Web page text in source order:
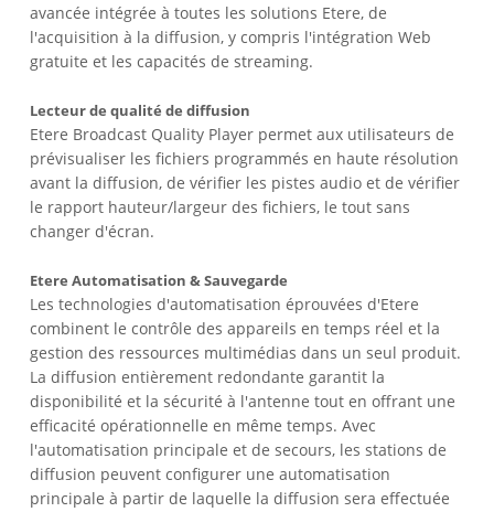
avancée intégrée à toutes les solutions Etere, de
l'acquisition à la diffusion, y compris l'intégration Web
gratuite et les capacités de streaming.
Lecteur de qualité de diffusion
Etere Broadcast Quality Player permet aux utilisateurs de
prévisualiser les fichiers programmés en haute résolution
avant la diffusion, de vérifier les pistes audio et de vérifier
le rapport hauteur/largeur des fichiers, le tout sans
changer d'écran.
Etere Automatisation & Sauvegarde
Les technologies d'automatisation éprouvées d'Etere
combinent le contrôle des appareils en temps réel et la
gestion des ressources multimédias dans un seul produit.
La diffusion entièrement redondante garantit la
disponibilité et la sécurité à l'antenne tout en offrant une
efficacité opérationnelle en même temps. Avec
l'automatisation principale et de secours, les stations de
diffusion peuvent configurer une automatisation
principale à partir de laquelle la diffusion sera effectuée